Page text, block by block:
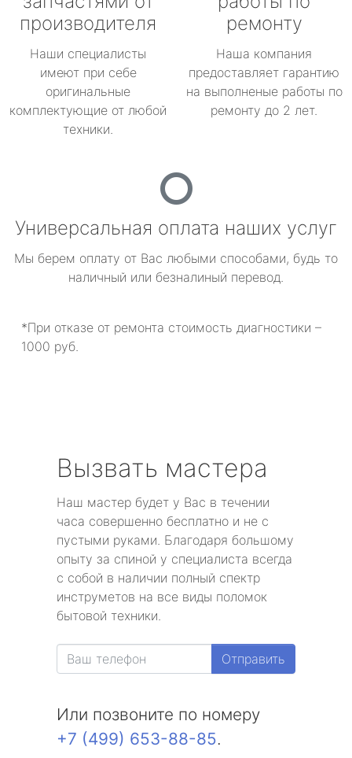
производителя
Наши специалисты
имеют при себе
оригинальные
комплектующие от любой
техники.
ремонту
Наша компания
предоставляет гарантию
на выполненые работы по
ремонту до 2 лет.
Универсальная оплата наших услуг
Мы берем оплату от Вас любыми способами, будь то
наличный или безналиный перевод.
*При отказе от ремонта стоимость диагностики –
1000 руб.
Вызвать мастера
Наш мастер будет у Вас в течении
часа совершенно бесплатно и не с
пустыми руками. Благодаря большому
опыту за спиной у специалиста всегда
с собой в наличии полный спектр
инструметов на все виды поломок
бытовой техники.
Отправить
Или позвоните по номеру
+7 (499) 653-88-85.